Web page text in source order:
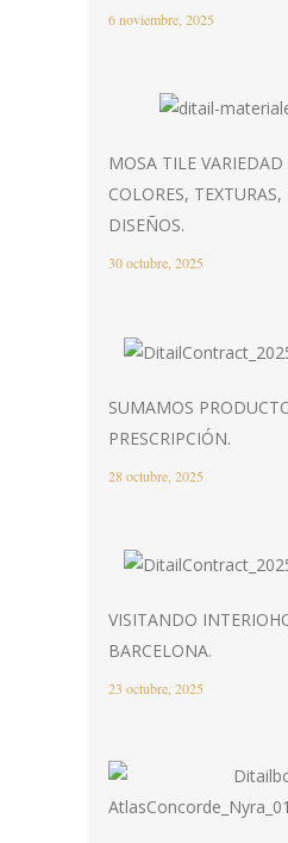
6 noviembre, 2025
MOSA TILE
COLORES, TEXTURAS,
DISEÑOS.
30 octubre, 2025
SUMAMOS
PRESCRIPCIÓN.
28 octubre, 2025
VISITANDO
BARCELONA.
23 octubre, 2025